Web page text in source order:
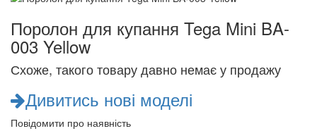
Поролон для купання Tega Mini BA-
003 Yellow
Схоже, такого товару давно немає у продажу
Дивитись нові моделі
Повідомити про наявність